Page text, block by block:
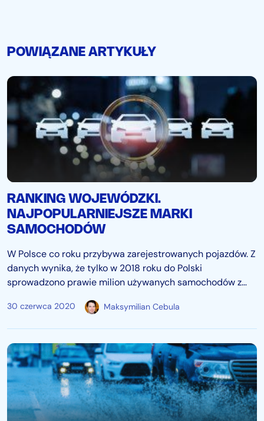
POWIĄZANE ARTYKUŁY
RANKING WOJEWÓDZKI.
NAJPOPULARNIEJSZE MARKI
SAMOCHODÓW
W Polsce co roku przybywa zarejestrowanych pojazdów. Z
danych wynika, że tylko w 2018 roku do Polski
sprowadzono prawie milion używanych samochodów z
nowych samochodów osobowych. Jakie są
30 czerwca 2020 Maksymilian Cebula